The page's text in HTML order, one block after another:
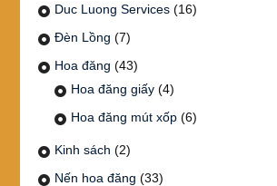
Duc Luong Services (16)
Đèn Lồng (7)
Hoa đăng (43)
Hoa đăng giấy (4)
Hoa đăng mút xốp (6)
Kinh sách (2)
Nến hoa đăng (33)